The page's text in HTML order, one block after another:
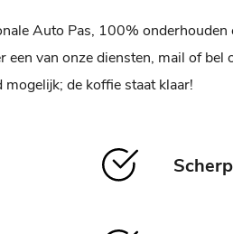
Auto Pas, 100%
van onze diensten, mail of bel
de koffie staat klaar!